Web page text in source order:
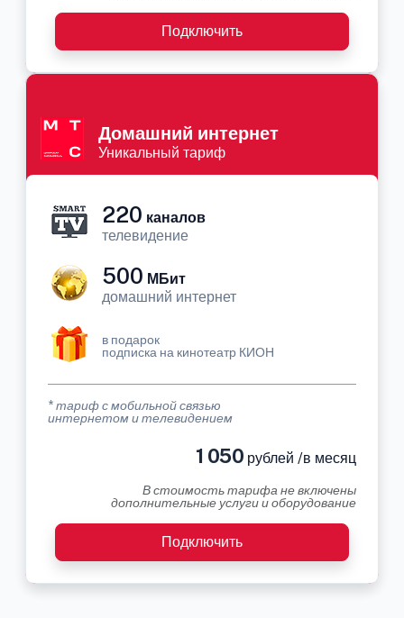
Подключить
Домашний интернет
Уникальный тариф
220 каналов
телевидение
500 МБит
домашний интернет
в подарок
подписка на кинотеатр КИОН
* тариф с мобильной связью
интернетом и телевидением
1 050 рублей /в месяц
В стоимость тарифа не включены
дополнительные услуги и оборудование
Подключить